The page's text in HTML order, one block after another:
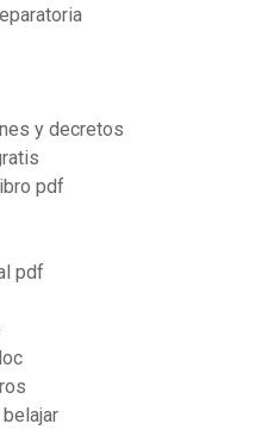
y decretos
pdf
pdf